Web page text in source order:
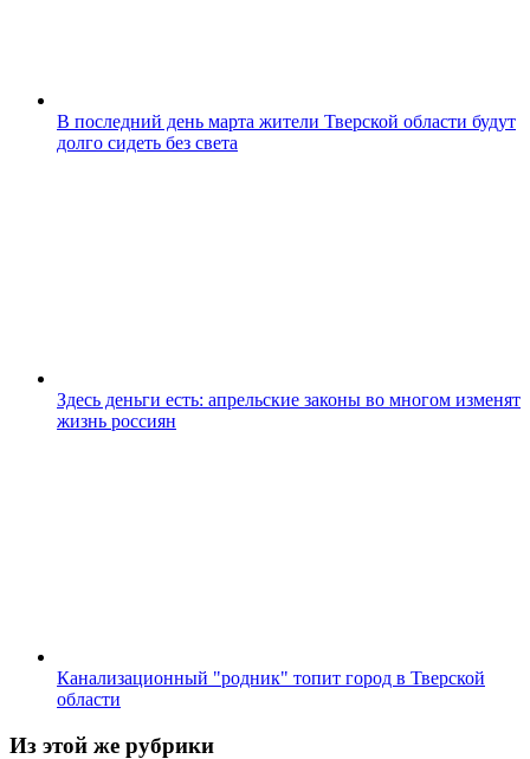
В последний день марта жители Тверской области будут
долго сидеть без света
Здесь деньги есть: апрельские законы во многом изменят
жизнь россиян
Канализационный "родник" топит город в Тверской
области
Из этой же рубрики